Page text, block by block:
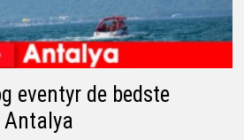
eventyr de bedste